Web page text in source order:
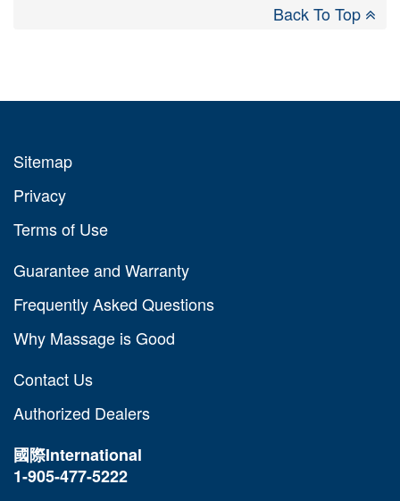
Back To Top
Sitemap
Privacy
Terms of Use
Guarantee and Warranty
Frequently Asked Questions
Why Massage is Good
Contact Us
Authorized Dealers
國際International
1-905-477-5222